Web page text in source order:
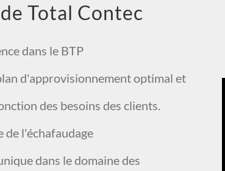
Total Contec
dans le BTP
d'approvisionnement optimal et
des besoins des clients.
de l'échafaudage
dans le domaine des